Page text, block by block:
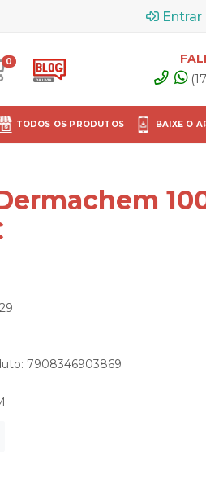
Entrar
0
TODOS OS PRODUTOS BAIXE O
7908346903869